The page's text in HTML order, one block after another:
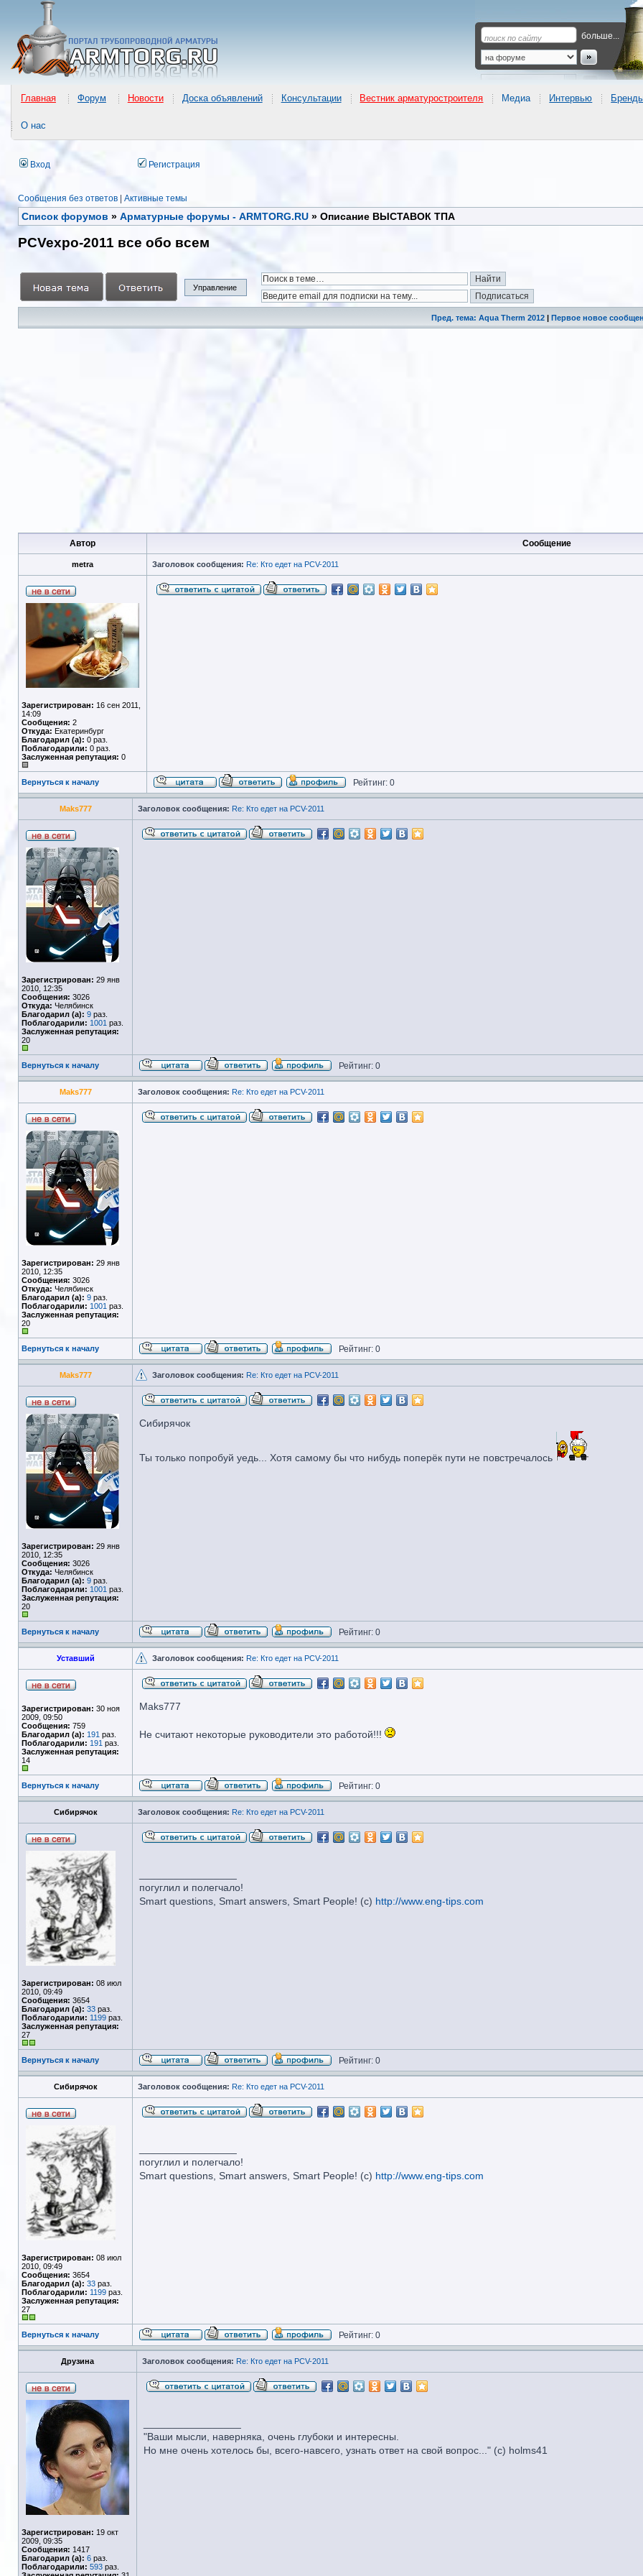
больше...
Главная Форум Новости Доска объявлений Консультации Вестник арматуростроителя Медиа Интервью
О нас
Вход Регистрация
Сообщения без ответов | Активные темы
Список форумов » Арматурные форумы - ARMTORG.RU » Описание ВЫСТАВОК ТПА
PCVexpo-2011 все обо всем
Управление
Пред. тема: Aqua Therm 2012 | Первое новое
Автор Сообщение
metra Заголовок сообщения: Re: Кто едет на PCV-2011
Зарегистрирован: 16 сен 2011,
14:09
Сообщения: 2
Откуда: Екатеринбург
Благодарил (а): 0 раз.
Поблагодарили: 0 раз.
Заслуженная репутация: 0
Вернуться к началу Рейтинг: 0
Maks777 Заголовок сообщения: Re: Кто едет на PCV-2011
Зарегистрирован: 29 янв
2010, 12:35
Сообщения: 3026
Откуда: Челябинск
Благодарил (а): 9 раз.
Поблагодарили: 1001 раз.
Заслуженная репутация:
20
Вернуться к началу Рейтинг: 0
Maks777 Заголовок сообщения: Re: Кто едет на PCV-2011
Зарегистрирован: 29 янв
2010, 12:35
Сообщения: 3026
Откуда: Челябинск
Благодарил (а): 9 раз.
Поблагодарили: 1001 раз.
Заслуженная репутация:
20
Вернуться к началу Рейтинг: 0
Maks777 Заголовок сообщения: Re: Кто едет на PCV-2011
Зарегистрирован: 29 янв
2010, 12:35
Сообщения: 3026
Откуда: Челябинск
Благодарил (а): 9 раз.
Поблагодарили: 1001 раз.
Заслуженная репутация:
20
Сибирячок
Ты только попробуй уедь... Хотя самому бы что нибудь поперёк пути не повстречалось
Вернуться к началу Рейтинг: 0
Уставший Заголовок сообщения: Re: Кто едет на PCV-2011
Зарегистрирован: 30 ноя
2009, 09:50
Сообщения: 759
Благодарил (а): 191 раз.
Поблагодарили: 191 раз.
Заслуженная репутация:
14
Maks777
Не считают некоторые руководители это работой!!!
Вернуться к началу Рейтинг: 0
Сибирячок Заголовок сообщения: Re: Кто едет на PCV-2011
Зарегистрирован: 08 июл
2010, 09:49
Сообщения: 3654
Благодарил (а): 33 раз.
Поблагодарили: 1199 раз.
Заслуженная репутация:
27
погуглил и полегчало!
Smart questions, Smart answers, Smart People! (c) http://www.eng-tips.com
Вернуться к началу Рейтинг: 0
Сибирячок Заголовок сообщения: Re: Кто едет на PCV-2011
Зарегистрирован: 08 июл
2010, 09:49
Сообщения: 3654
Благодарил (а): 33 раз.
Поблагодарили: 1199 раз.
Заслуженная репутация:
27
погуглил и полегчало!
Smart questions, Smart answers, Smart People! (c) http://www.eng-tips.com
Вернуться к началу Рейтинг: 0
Друзина Заголовок сообщения: Re: Кто едет на PCV-2011
Зарегистрирован: 19 окт
2009, 09:35
Сообщения: 1417
Благодарил (а): 6 раз.
Поблагодарили: 593 раз.
"Ваши мысли, наверняка, очень глубоки и интересны.
Но мне очень хотелось бы, всего-навсего, узнать ответ на свой вопрос..." (c) holms41